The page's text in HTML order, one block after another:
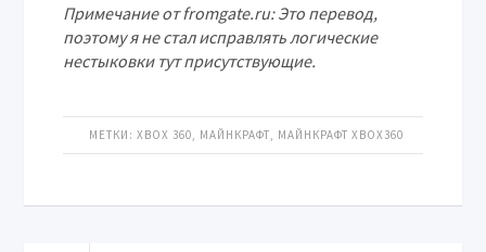
Примечание от fromgate.ru: Это перевод,
поэтому я не стал исправлять логические
нестыковки тут присутствующие.
МЕТКИ: XBOX 360 МАЙНКРАФТ МАЙНКРАФТ XBOX360